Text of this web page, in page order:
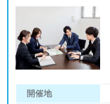
開催地